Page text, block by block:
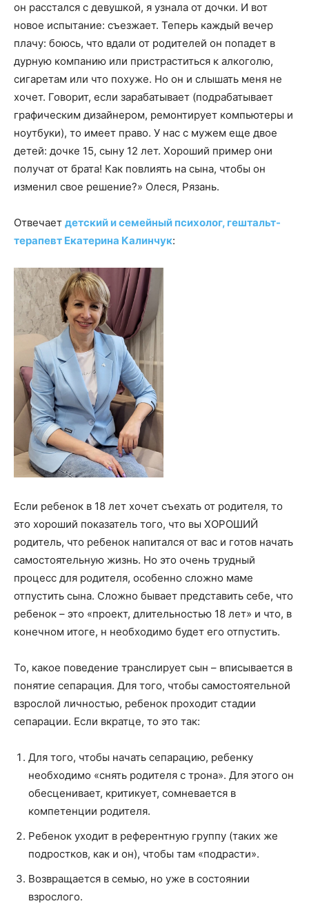
он расстался с девушкой, я узнала от дочки. И вот
новое испытание: съезжает. Теперь каждый вечер
плачу: боюсь, что вдали от родителей он попадет в
дурную компанию или пристраститься к алкоголю,
сигаретам или что похуже. Но он и слышать меня не
хочет. Говорит, если зарабатывает (подрабатывает
графическим дизайнером, ремонтирует компьютеры и
ноутбуки), то имеет право. У нас с мужем еще двое
детей: дочке 15, сыну 12 лет. Хороший пример они
получат от брата! Как повлиять на сына, чтобы он
изменил свое решение?» Олеся, Рязань.
Отвечает детский и семейный психолог, гештальт-
терапевт Екатерина Калинчук:
Если ребенок в 18 лет хочет съехать от родителя, то
это хороший показатель того, что вы ХОРОШИЙ
родитель, что ребенок напитался от вас и готов начать
самостоятельную жизнь. Но это очень трудный
процесс для родителя, особенно сложно маме
отпустить сына. Сложно бывает представить себе, что
ребенок – это «проект, длительностью 18 лет» и что, в
конечном итоге, н необходимо будет его отпустить.
То, какое поведение транслирует сын – вписывается в
понятие сепарация. Для того, чтобы самостоятельной
взрослой личностью, ребенок проходит стадии
сепарации. Если вкратце, то это так:
Для того, чтобы начать сепарацию, ребенку
необходимо «снять родителя с трона». Для этого он
обесценивает, критикует, сомневается в
компетенции родителя.
Ребенок уходит в референтную группу (таких же
подростков, как и он), чтобы там «подрасти».
Возвращается в семью, но уже в состоянии
взрослого.